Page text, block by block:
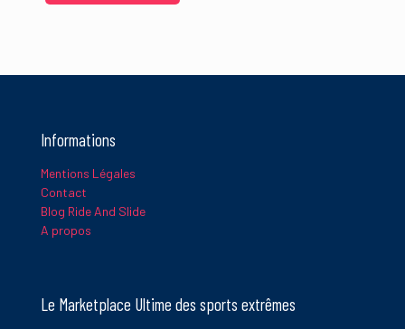
Informations
Mentions Légales
Contact
Blog Ride And Slide
A propos
Le Marketplace Ultime des sports extrêmes